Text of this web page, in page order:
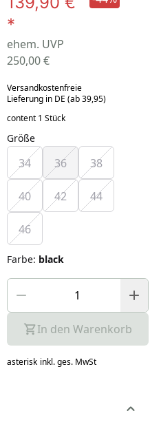
*
ehem. UVP
250,00 €
Versandkostenfreie
Lieferung in DE (ab 39,95)
content 1 Stück
Größe
34 36 38
40 42 44
46
Farbe: black
In den Warenkorb
asterisk inkl. ges. MwSt